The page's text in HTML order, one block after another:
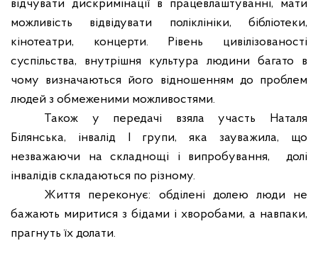
відчувати дискримінації в працевлаштуванні, мати
можливість відвідувати поліклініки, бібліотеки,
кінотеатри, концерти. Рівень цивілізованості
суспільства, внутрішня культура людини багато в
чому визначаються його відношенням до проблем
людей з обмеженими можливостями.
Також у передачі взяла участь Наталя
Білянська, інвалід І групи, яка зауважила, що
незважаючи на складнощі і випробування,
долі
інвалідів складаються по різному.
Життя переконує: обділені долею люди не
бажають миритися з бідами і хворобами, а навпаки,
прагнуть їх долати.